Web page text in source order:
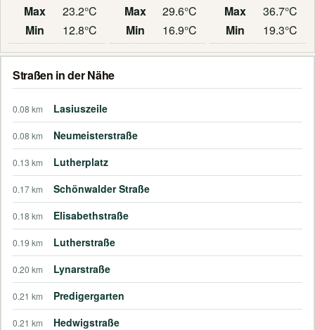
Max
23.2°C
Min
12.8°C
Max
29.6°C
Min
16.9°C
Max
36.7°C
Min
19.3°C
Straßen in der Nähe
0.08 km Lasiuszeile
0.08 km Neumeisterstraße
0.13 km Lutherplatz
0.17 km Schönwalder Straße
0.18 km Elisabethstraße
0.19 km Lutherstraße
0.20 km Lynarstraße
0.21 km Predigergarten
0.21 km Hedwigstraße